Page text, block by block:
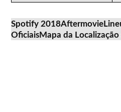
Spotify 2018Aftermovie
OficiaisMapa da Localização